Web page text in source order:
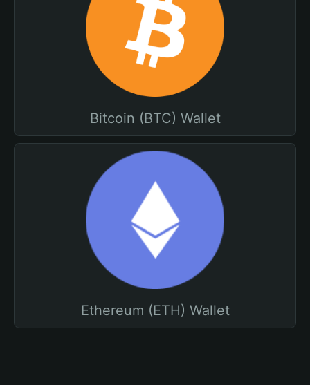
Bitcoin (BTC) Wallet
Ethereum (ETH) Wallet